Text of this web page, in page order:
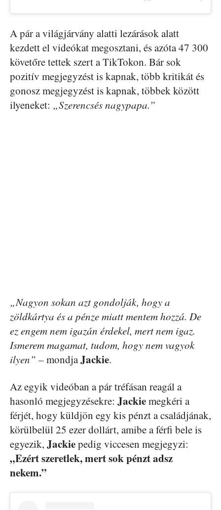
A pár a világjárvány alatti lezárások alatt
kezdett el videókat megosztani, és azóta 47 300
követőre tettek szert a TikTokon. Bár sok
pozitív megjegyzést is kapnak, több kritikát és
gonosz megjegyzést is kapnak, többek között
ilyeneket: „Szerencsés nagypapa.”
„Nagyon sokan azt gondolják, hogy a
zöldkártya és a pénze miatt mentem hozzá. De
ez engem nem igazán érdekel, mert nem igaz.
Ismerem magamat, tudom, hogy nem vagyok
ilyen” – mondjaJackie.
Az egyik videóban a pár tréfásan reagál a
hasonló megjegyzésekre: Jackiemegkéri a
férjét, hogy küldjön egy kis pénzt a családjának,
körülbelül 25 ezer dollárt, amibe a férfi bele is
egyezik, Jackiepedig viccesen megjegyzi:
„Ezért szeretlek, mert sok pénzt adsz
nekem.”